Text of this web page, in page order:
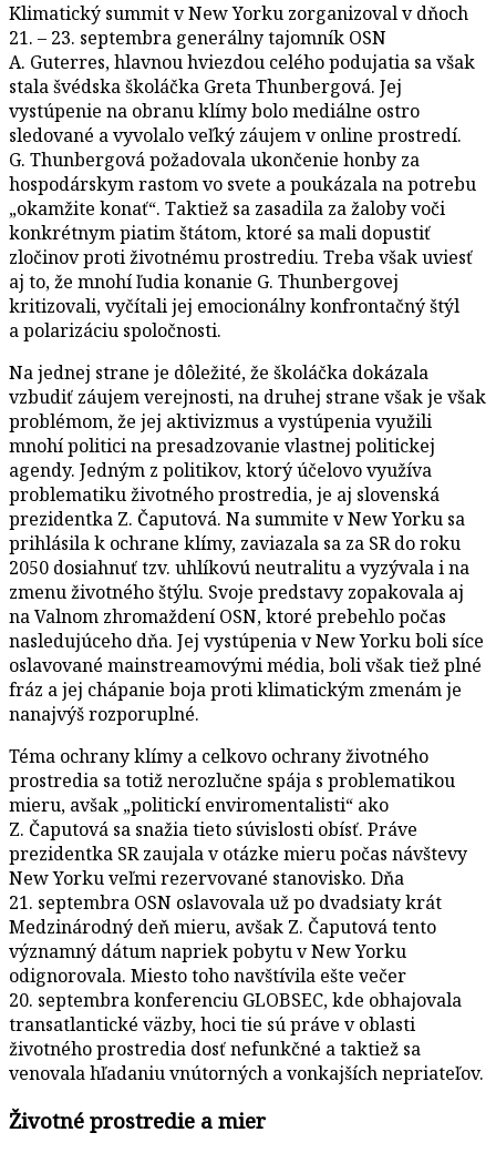
Klimatický summit v New Yorku zorganizoval v dňoch
21. – 23. septembra generálny tajomník OSN
A. Guterres, hlavnou hviezdou celého podujatia sa však
stala švédska školáčka Greta Thunbergová. Jej
vystúpenie na obranu klímy bolo mediálne ostro
sledované a vyvolalo veľký záujem v online prostredí.
G. Thunbergová požadovala ukončenie honby za
hospodárskym rastom vo svete a poukázala na potrebu
„okamžite konať“. Taktiež sa zasadila za žaloby voči
konkrétnym piatim štátom, ktoré sa mali dopustiť
zločinov proti životnému prostrediu. Treba však uviesť
aj to, že mnohí ľudia konanie G. Thunbergovej
kritizovali, vyčítali jej emocionálny konfrontačný štýl
a polarizáciu spoločnosti.
Na jednej strane je dôležité, že školáčka dokázala
vzbudiť záujem verejnosti, na druhej strane však je však
problémom, že jej aktivizmus a vystúpenia využili
mnohí politici na presadzovanie vlastnej politickej
agendy. Jedným z politikov, ktorý účelovo využíva
problematiku životného prostredia, je aj slovenská
prezidentka Z. Čaputová. Na summite v New Yorku sa
prihlásila k ochrane klímy, zaviazala sa za SR do roku
2050 dosiahnuť tzv. uhlíkovú neutralitu a vyzývala i na
zmenu životného štýlu. Svoje predstavy zopakovala aj
na Valnom zhromaždení OSN, ktoré prebehlo počas
nasledujúceho dňa. Jej vystúpenia v New Yorku boli síce
oslavované mainstreamovými média, boli však tiež plné
fráz a jej chápanie boja proti klimatickým zmenám je
nanajvýš rozporuplné.
Téma ochrany klímy a celkovo ochrany životného
prostredia sa totiž nerozlučne spája s problematikou
mieru, avšak „politickí enviromentalisti“ ako
Z. Čaputová sa snažia tieto súvislosti obísť. Práve
prezidentka SR zaujala v otázke mieru počas návštevy
New Yorku veľmi rezervované stanovisko. Dňa
21. septembra OSN oslavovala už po dvadsiaty krát
Medzinárodný deň mieru, avšak Z. Čaputová tento
významný dátum napriek pobytu v New Yorku
odignorovala. Miesto toho navštívila ešte večer
20. septembra konferenciu GLOBSEC, kde obhajovala
transatlantické väzby, hoci tie sú práve v oblasti
životného prostredia dosť nefunkčné a taktiež sa
venovala hľadaniu vnútorných a vonkajších nepriateľov.
Životné prostredie a mier